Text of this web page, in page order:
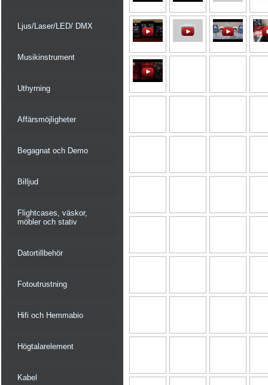
Ljus/Laser/LED/ DMX
Musikinstrument
Uthyrning
Affärsmöjligheter
Begagnat och Demo
Billjud
Flightcases, väskor,
möbler och stativ
Datortillbehör
Fotoutrustning
Hifi och Hemmabio
Högtalarelement
Kabel